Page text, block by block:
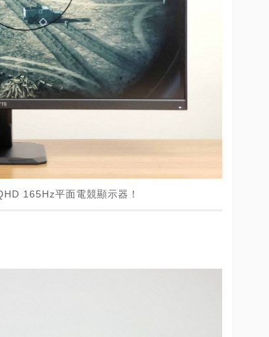
165Hz平面電競顯示器！